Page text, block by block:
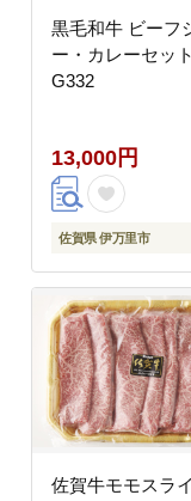
黒毛和牛 ビーフ
ー・カレーセッ
G332
13,000円
佐賀県 伊万里市
佐賀牛モモスラ